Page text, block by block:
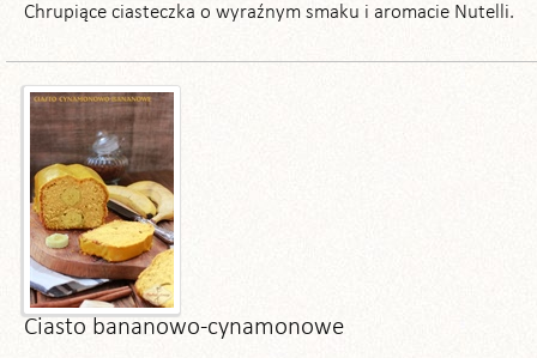
Chrupiące ciasteczka o wyraźnym smaku i aromacie Nutelli.
Ciasto bananowo-cynamonowe